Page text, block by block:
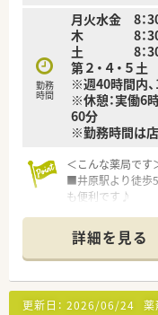
勤務
時間
月火水金 8：
木 8：30
土 8：30
第２・４・５土
※週40時間内
※休憩：実働6
60分
※勤務時間は店
＜こんな薬局です
■井原駅より徒歩
も便利です♪
＜業務内容＞
■近隣の医院より
処方を応需してい
■処方箋枚数は約
詳細を見る
更新日： 2026/06/24 薬